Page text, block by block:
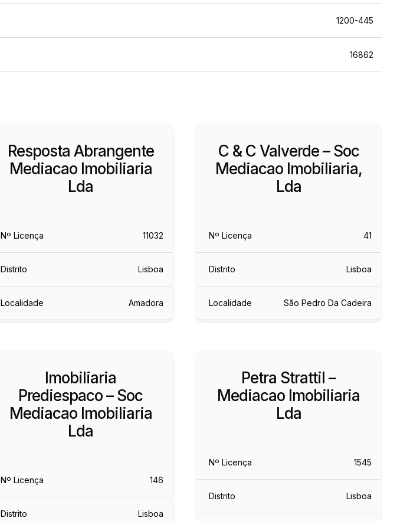
1200-445
16862
Resposta Abrangente
Mediacao Imobiliaria
Lda
Nº Licença 11032
Distrito Lisboa
Localidade Amadora
C & C Valverde – Soc
Mediacao Imobiliaria,
Lda
Nº Licença 41
Distrito Lisboa
Localidade São Pedro Da Cadeira
Imobiliaria
Prediespaco – Soc
Mediacao Imobiliaria
Lda
Nº Licença 146
Distrito Lisboa
Petra Strattil –
Mediacao Imobiliaria
Lda
Nº Licença 1545
Distrito Lisboa